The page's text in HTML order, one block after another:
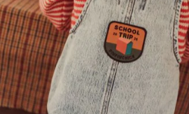
Vragen? Stuur